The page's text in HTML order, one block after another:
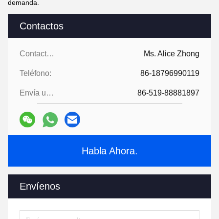
Contactos
Contactos: Ms. Alice Zhong
Teléfono: 86-18796990119
Envía un fax.: 86-519-88881897
Habla Ahora.
Envíenos
demanda.